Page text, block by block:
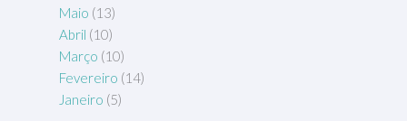
Maio (13)
Abril (10)
Março (10)
Fevereiro (14)
Janeiro (5)